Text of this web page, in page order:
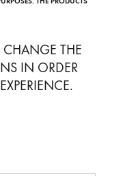
THE
IN ORDER